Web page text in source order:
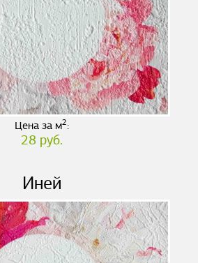
Цена за м2:
28 руб.
Иней